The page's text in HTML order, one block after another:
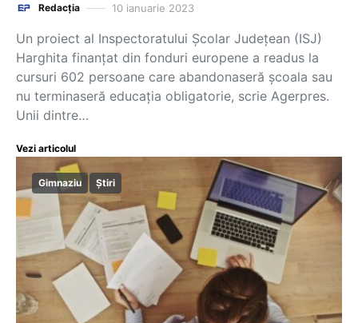
Redacția 10 ianuarie 2023
Un proiect al Inspectoratului Școlar Județean (ISJ)
Harghita finanțat din fonduri europene a readus la
cursuri 602 persoane care abandonaseră școala sau
nu terminaseră educația obligatorie, scrie Agerpres.
Unii dintre…
Vezi articolul
Gimnaziu Știri